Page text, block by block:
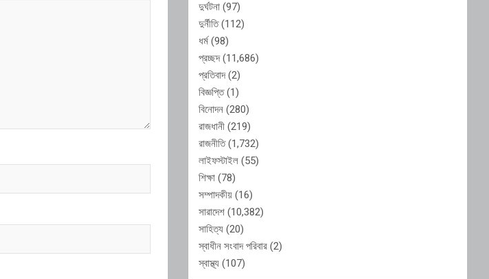
দুর্ঘটনা (97)
দুর্নীতি(112)
ধর্ম(98)
প্রচ্ছদ(11,686)
প্রতিবাদ(2)
বিজ্ঞপ্তি(1)
বিনোদন (280)
রাজধানী (219)
রাজনীতি(1,732)
লাইফস্টাইল (55)
শিক্ষা (78)
সম্পাদকীয় (16)
সারাদেশ (10,382)
সাহিত্য (20)
স্বাধীন সংবাদ পরিবার (2)
স্বাস্থ্য (107)